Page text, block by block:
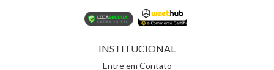
INSTITUCIONAL
Entre em Contato